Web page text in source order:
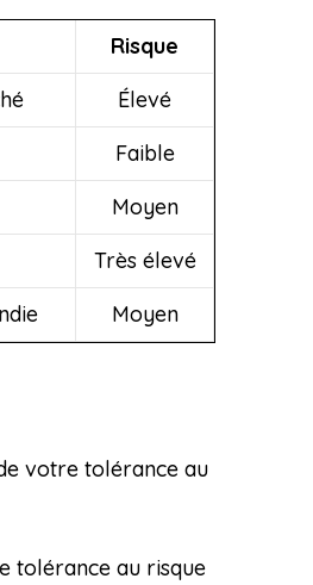
Risque
Élevé
Faible
Moyen
Très élevé
Moyen
votre tolérance au
tolérance au risque